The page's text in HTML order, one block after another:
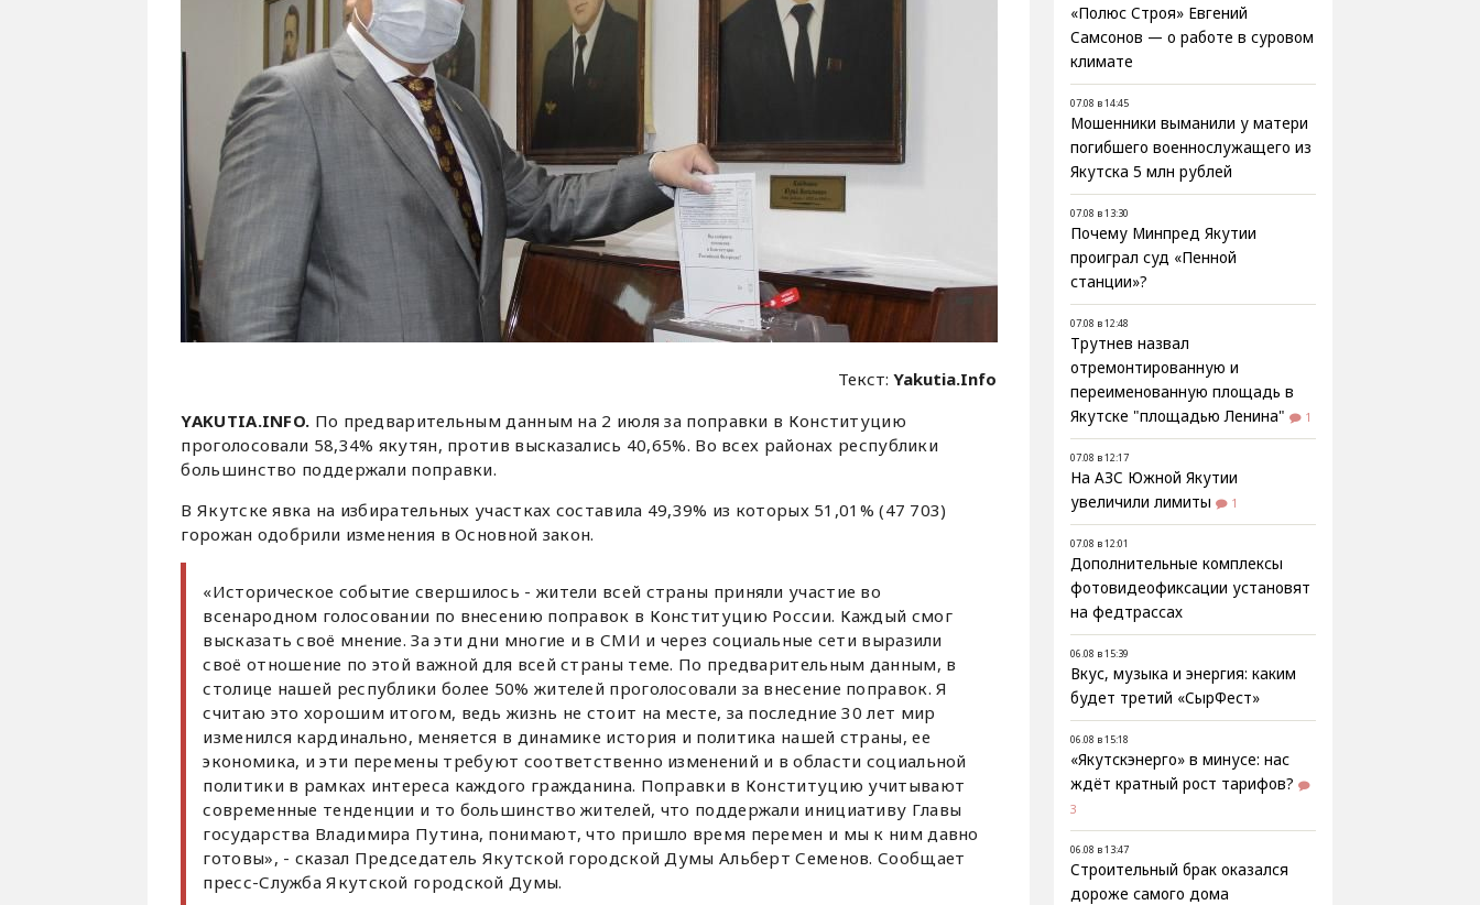
Текст:Yakutia.Info
YAKUTIA.INFO. По предварительным данным на 2 июля за поправки в Конституцию
проголосовали 58,34% якутян, против высказались 40,65%. Во всех районах республики
большинство поддержали поправки.
В Якутске явка на избирательных участках составила 49,39% из которых 51,01% (47 703)
горожан одобрили изменения в Основной закон.
«Историческое событие свершилось - жители всей страны приняли участие во
всенародном голосовании по внесению поправок в Конституцию России. Каждый смог
высказать своё мнение. За эти дни многие и в СМИ и через социальные сети выразили
своё отношение по этой важной для всей страны теме. По предварительным данным, в
столице нашей республики более 50% жителей проголосовали за внесение поправок. Я
считаю это хорошим итогом, ведь жизнь не стоит на месте, за последние 30 лет мир
изменился кардинально, меняется в динамике история и политика нашей страны, ее
экономика, и эти перемены требуют соответственно изменений и в области социальной
политики в рамках интереса каждого гражданина. Поправки в Конституцию учитывают
современные тенденции и то большинство жителей, что поддержали инициативу Главы
государства Владимира Путина, понимают, что пришло время перемен и мы к ним давно
готовы», - сказал Председатель Якутской городской Думы Альберт Семенов. Сообщает
пресс-Служба Якутской городской Думы.
«Полюс Строя» Евгений
Самсонов — о работе в суровом
климате
07.08 в 14:45
Мошенники выманили у матери
погибшего военнослужащего из
Якутска 5 млн рублей
07.08 в 13:30
Почему Минпред Якутии
проиграл суд «Пенной
станции»?
07.08 в 12:48
Трутнев назвал
отремонтированную и
переименованную площадь в
Якутске "площадью Ленина"
1
07.08 в 12:17
На АЗС Южной Якутии
увеличили лимиты
1
07.08 в 12:01
Дополнительные комплексы
фотовидеофиксации установят
на федтрассах
06.08 в 15:39
Вкус, музыка и энергия: каким
будет третий «СырФест»
06.08 в 15:18
«Якутскэнерго» в минусе: нас
ждёт кратный рост тарифов?
3
06.08 в 13:47
Строительный брак оказался
дороже самого дома